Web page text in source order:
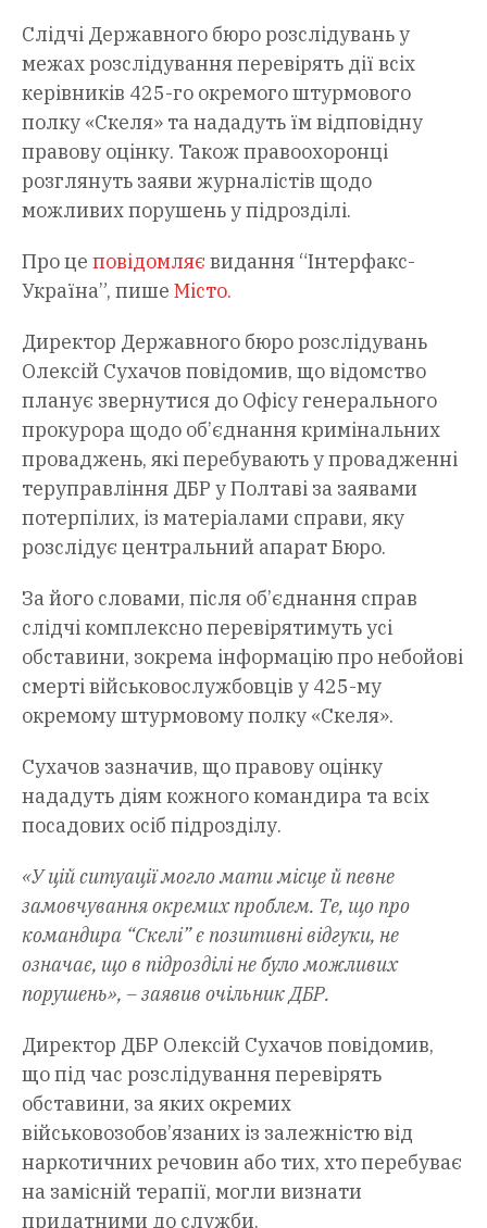
Слідчі Державного бюро розслідувань у
межах розслідування перевірять дії всіх
керівників 425-го окремого штурмового
полку «Скеля» та нададуть їм відповідну
правову оцінку. Також правоохоронці
розглянуть заяви журналістів щодо
можливих порушень у підрозділі.
Про це повідомляє видання “Інтерфакс-
Україна”, пише Місто.
Директор Державного бюро розслідувань
Олексій Сухачов повідомив, що відомство
планує звернутися до Офісу генерального
прокурора щодо об’єднання кримінальних
проваджень, які перебувають у провадженні
теруправління ДБР у Полтаві за заявами
потерпілих, із матеріалами справи, яку
розслідує центральний апарат Бюро.
За його словами, після об’єднання справ
слідчі комплексно перевірятимуть усі
обставини, зокрема інформацію про небойові
смерті військовослужбовців у 425-му
окремому штурмовому полку «Скеля».
Сухачов зазначив, що правову оцінку
нададуть діям кожного командира та всіх
посадових осіб підрозділу.
«У цій ситуації могло мати місце й певне
замовчування окремих проблем. Те, що про
командира “Скелі” є позитивні відгуки, не
означає, що в підрозділі не було можливих
порушень», – заявив очільник ДБР.
Директор ДБР Олексій Сухачов повідомив,
що під час розслідування перевірять
обставини, за яких окремих
військовозобов’язаних із залежністю від
наркотичних речовин або тих, хто перебуває
на замісній терапії, могли визнати
придатними до служби.